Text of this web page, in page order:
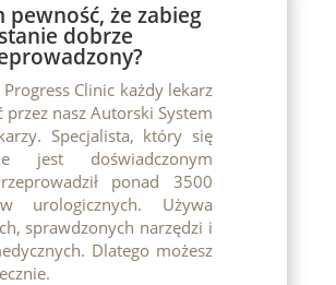
pewność, że zabieg
dobrze
Clinic każdy lekarz
przez nasz Autorski System
Specjalista, który się
jest doświadczonym
ponad 3500
urologicznych. Używa
sprawdzonych narzędzi i
Dlatego możesz